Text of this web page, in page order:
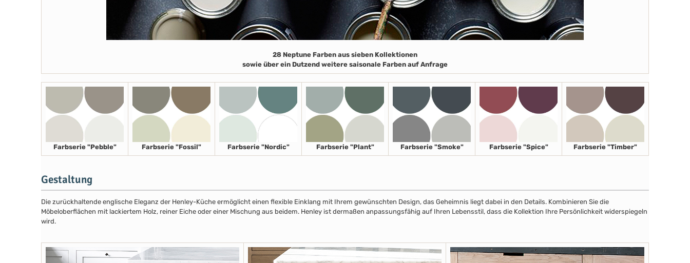
28 Neptune Farben aus sieben Kollektionen
sowie über ein Dutzend weitere saisonale Farben auf Anfrage
Farbserie "Pebble" Farbserie "Fossil" Farbserie "Nordic" Farbserie "Plant" Farbserie "Smoke" Farbserie "Spice" Farbserie "Timber"
Gestaltung
Die zurückhaltende englische Eleganz der Henley-Küche ermöglicht einen flexible Einklang mit Ihrem gewünschten Design, das Geheimnis liegt dabei in den Details. Kombinieren Sie die
Möbeloberflächen mit lackiertem Holz, reiner Eiche oder einer Mischung aus beidem. Henley ist dermaßen anpassungsfähig auf Ihren Lebensstil, dass die Kollektion Ihre Persönlichkeit widerspiegeln
wird.